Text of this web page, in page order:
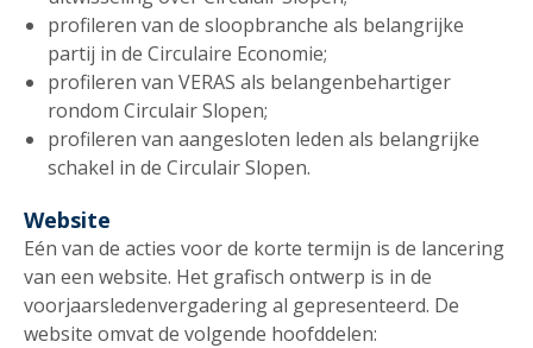
profileren van de sloopbranche als belangrijke
partij in de Circulaire Economie;
profileren van VERAS als belangenbehartiger
rondom Circulair Slopen;
profileren van aangesloten leden als belangrijke
schakel in de Circulair Slopen.
Website
Eén van de acties voor de korte termijn is de lancering
van een website. Het grafisch ontwerp is in de
voorjaarsledenvergadering al gepresenteerd. De
website omvat de volgende hoofddelen: